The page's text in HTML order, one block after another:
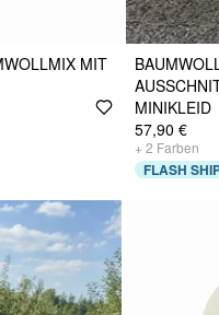
MIT
MINIKLEID
57,90 €
+ 2 Farben
FLASH